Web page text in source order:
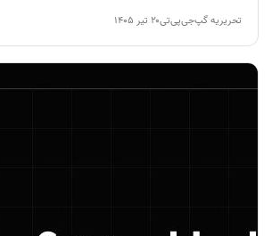
تحریریه گپ‌جی‌پی‌تی۲۰ تیر ۱۴۰۵